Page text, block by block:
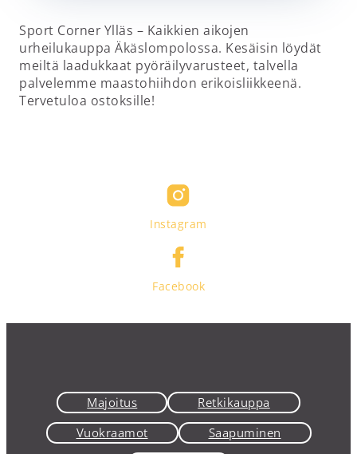
Sport Corner Ylläs – Kaikkien aikojen
urheilukauppa Äkäslompolossa. Kesäisin löydät
meiltä laadukkaat pyöräilyvarusteet, talvella
palvelemme maastohiihdon erikoisliikkeenä.
Tervetuloa ostoksille!
Instagram
Facebook
Majoitus
Retkikauppa
Vuokraamot
Saapuminen